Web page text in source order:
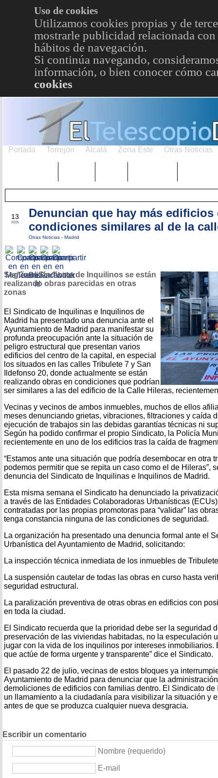
Uso de cookies
Utilizamos cookies propias y de
mostrarle publicidad relacionada
hábitos de navegación.
Si continúa navegando,
información, o bien conocer cómo
cookies
Portada Torrejón Alcalá Zona Este Otras Noticias
13
2025
Denuncian que hay más edificios
condiciones similares al de la
Otras Noticias - Madrid
Según el Sindicato de Inquilinos se están
realizando obras parecidas en otras
zonas
El Sindicato de Inquilinas e Inquilinos de
Madrid ha presentado una denuncia ante el
Ayuntamiento de Madrid para manifestar su
profunda preocupación ante la situación de
peligro estructural que presentan varios
edificios del centro de la capital, en especial
los situados en las calles Tribulete 7 y San
Ildefonso 20, donde actualmente se están
realizando obras en condiciones que podrían
ser similares a las del edificio de la Calle Hileras,
Vecinas y vecinos de ambos inmuebles, muchos de ellos
meses denunciando grietas, vibraciones, filtraciones y caída
ejecución de trabajos sin las debidas garantías técnicas ni
Según ha podido confirmar el propio Sindicato, la Policía
recientemente en uno de los edificios tras la caída de
“Estamos ante una situación que podría desembocar en otra
podemos permitir que se repita un caso como el de Hileras”,
denuncia del Sindicato de Inquilinas e Inquilinos de Madrid.
Esta misma semana el Sindicato ha denunciado la
a través de las Entidades Colaboradoras Urbanísticas
contratadas por las propias promotoras para “validar” las
tenga constancia ninguna de las condiciones de seguridad.
La organización ha presentado una denuncia formal ante el
Urbanística del Ayuntamiento de Madrid, solicitando:
La inspección técnica inmediata de los inmuebles de
La suspensión cautelar de todas las obras en curso hasta
seguridad estructural.
La paralización preventiva de otras obras en edificios con
en toda la ciudad.
El Sindicato recuerda que la prioridad debe ser la seguridad
preservación de las viviendas habitadas, no la especulación
jugar con la vida de los inquilinos por intereses inmobiliarios.
que actúe de forma urgente y transparente” dice el Sindicato.
El pasado 22 de julio, vecinas de estos bloques ya
Ayuntamiento de Madrid para denunciar que la
demoliciones de edificios con familias dentro. El Sindicato
un llamamiento a la ciudadanía para visibilizar la situación y
antes de que se produzca cualquier nueva desgracia.
Escribir un comentario
Nombre (requerido)
E-mail